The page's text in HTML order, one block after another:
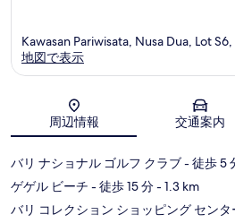
地図
Kawasan Pariwisata, Nusa Dua, Lot
地図で表示
周辺情報 交通案内
バリ ナショナル ゴルフ クラブ- 徒歩 5
ゲゲル ビーチ - 徒歩 15 分- 1.3 km
バリ コレクション ショッピング センタ